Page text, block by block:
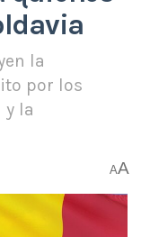
la
por los
y la
AA